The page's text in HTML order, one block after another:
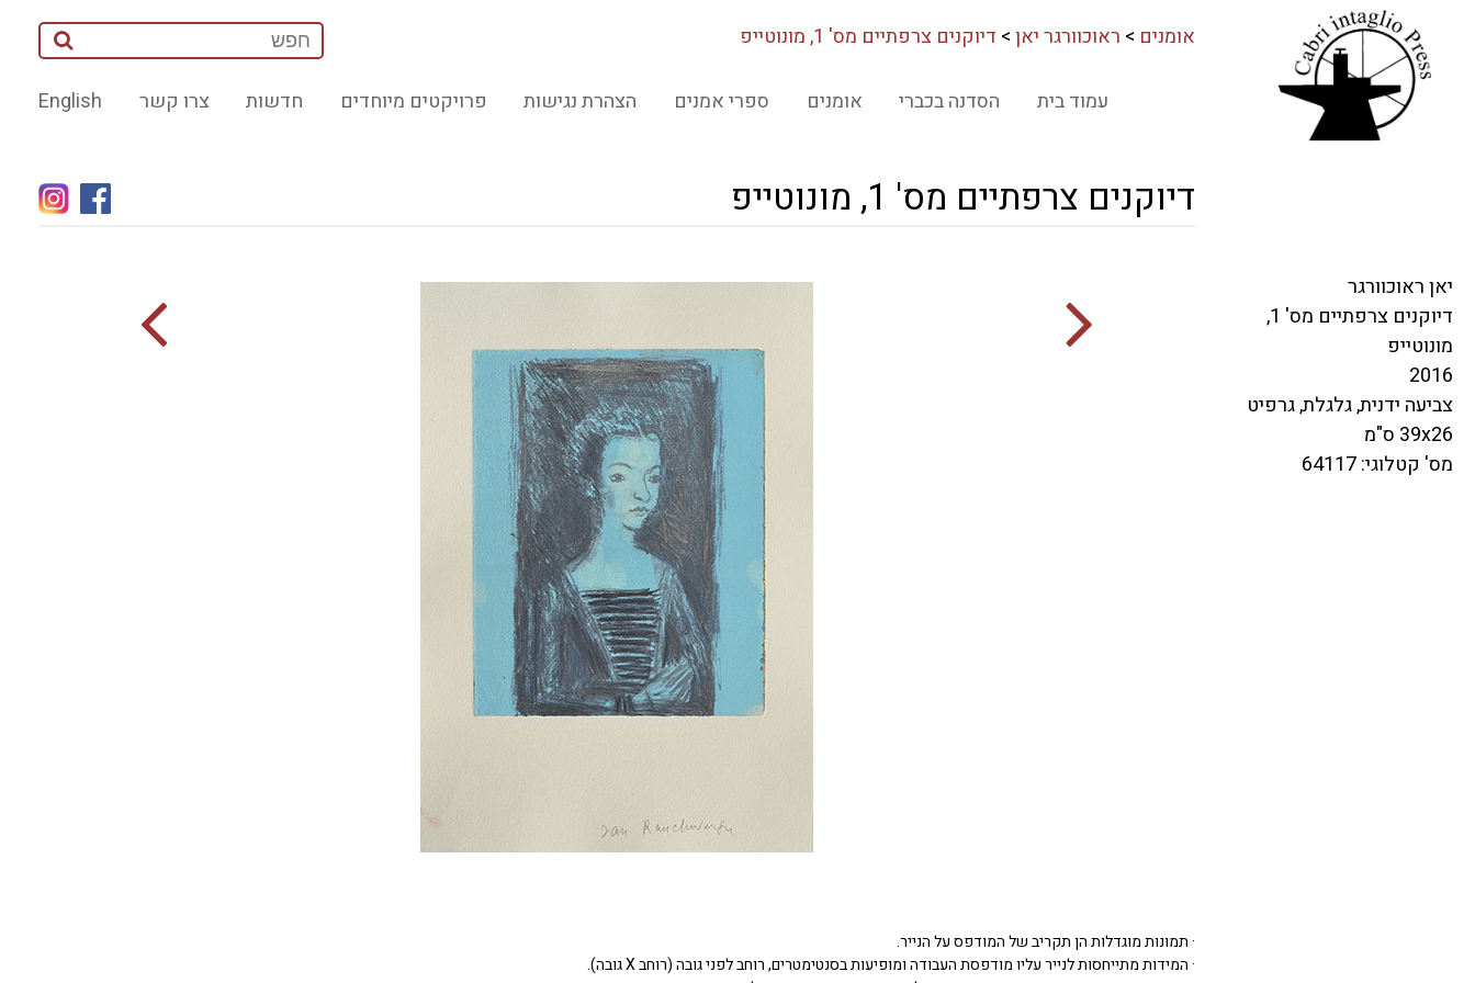
אומנים > ראוכוורגר יאן> דיוקנים צרפתיים מס' 1, מונוטייפ
English צרו קשר חדשות פרויקטים מיוחדים הצהרת נגישות ספרי אמנים אומנים הסדנה בכברי עמוד בית
דיוקנים צרפתיים מס' 1, מונוטייפ
· תמונות מוגדלות הן תקריב של המודפס על הנייר.
· המידות מתייחסות לנייר עליו מודפסת העבודה ומופיעות בסנטימטרים, רוחב לפני גובה (רוחב X גובה).
יאן ראוכוורגר
דיוקנים צרפתיים מס' 1,
מונוטייפ
2016
צביעה ידנית, גלגלת, גרפיט
39x26 ס"מ
מס' קטלוגי: 64117